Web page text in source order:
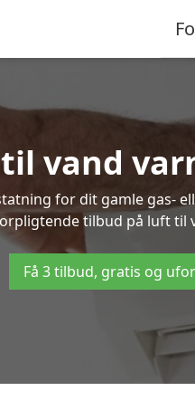
vand
for dit gamle gas-
tilbud på luft
Få 3 tilbud, gratis og